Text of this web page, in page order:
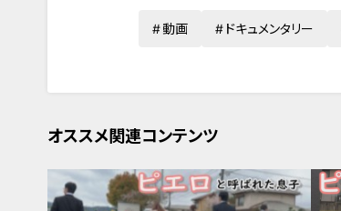
動画 ドキュメンタリー
オススメ関連コンテンツ